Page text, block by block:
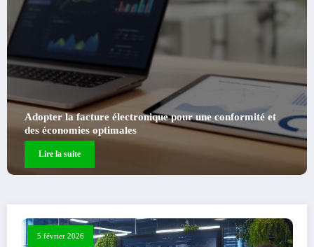
Découverte des souks algériens : entre tradition,
et commerce durable, focus sur les conditions de travail
Lire la suite
5 février 2026